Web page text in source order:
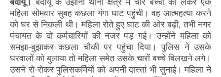
महिला सोमवार सुबह कछला गंगा घाट पहुंची। वह आत्महत्या करने
को घर से निकली थी। महिला रोते हुए घाट की ओर बढ़ी, तभी नगर
पंचायत के दो कर्मचारियों की नजर पड़ गई। उन्होंने महिला को
समझा-बुझाकर कछला चौकी पर पहुंचा दिया। पुलिस ने उसके
घरवालों को बुलाया तो महिला समेत उसके चारों बच्चे बिलखने लगे।
उसने रो-रोकर पुलिसकर्मियों को अपनी दास्तां भी सुनाई। महिला ने